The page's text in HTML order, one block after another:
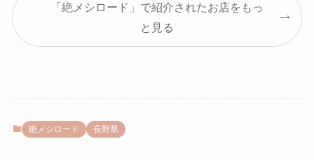
「絶メシロード」で紹介されたお店をもっ
と見る
絶メシロード 長野県